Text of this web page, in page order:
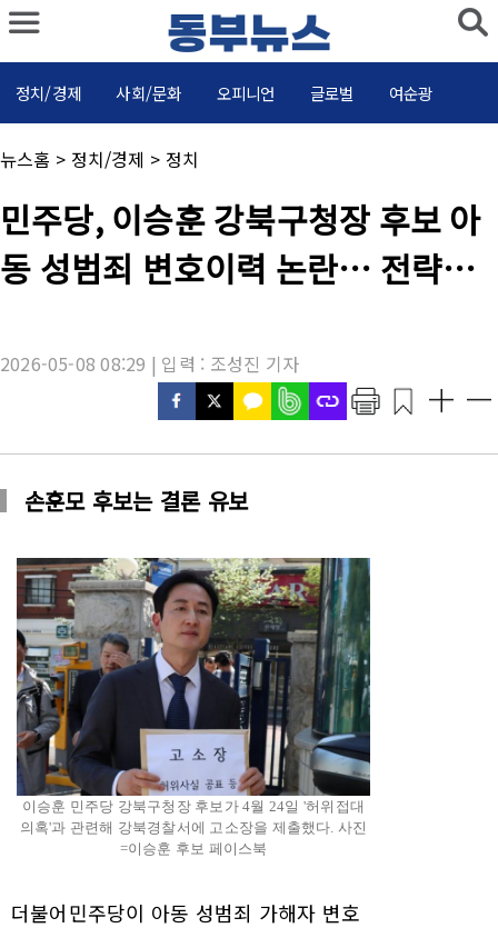
정치/경제 사회/문화 오피니언 글로벌 여순광
채
널
뉴스홈 > 정치/경제 > 정치
기
사
목
민주당, 이승훈 강북구청장 후보 아
동 성범죄 변호이력 논란… 전략선
2026-05-08 08:29 | 입력 : 조성진 기자
손훈모 후보는 결론 유보
이승훈 민주당 강북구청장 후보가 4월 24일 '허위접대
의혹'과 관련해 강북경찰서에 고소장을 제출했다. 사진
=이승훈 후보 페이스북
더불어민주당이 아동 성범죄 가해자 변호